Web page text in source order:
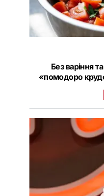
Без варіння
«помодоро